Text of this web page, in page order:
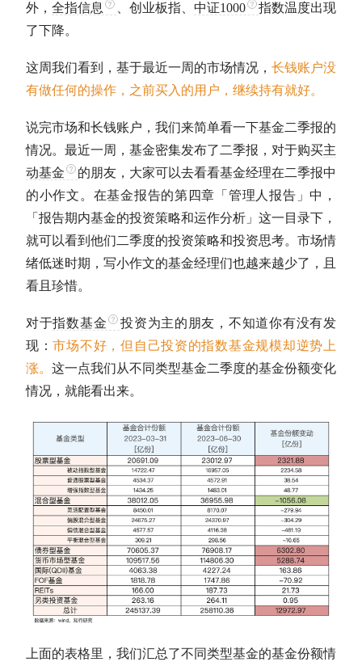
外， 全指信息 创业板指 中证1000
指数温度出现
了下降。
这周我们看到，基于最近一周的市场情况， 长钱账户没
有做任何的操作，之前买入的用户，继续持有就好。
说完市场和长钱账户，我们来简单看一下基金二季报的
情况。最近一周，基金密集发布了二季报，对于购买主
动基金
的朋友，大家可以去看看基金经理在二季报中
的小作文。在基金报告的第四章「管理人报告」中，
「报告期内基金的投资策略和运作分析」这一目录下，
就可以看到他们二季度的投资策略和投资思考。市场情
绪低迷时期，写小作文的基金经理们也越来越少了，且
看且珍惜。
对于指数基金
投资为主的朋友，不知道你有没有发
现：市场不好，但自己投资的指数基金规模却逆势上
涨。 这一点我们从不同类型基金二季度的基金份额变化
情况，就能看出来。
上面的表格里，我们汇总了不同类型基金的基金份额情